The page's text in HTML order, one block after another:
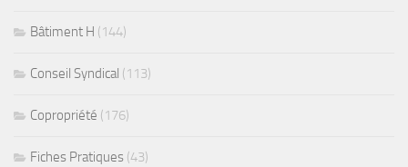
Bâtiment H (144)
Conseil Syndical (113)
Copropriété (176)
Fiches Pratiques (43)